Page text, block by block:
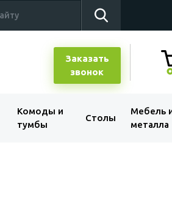
Заказать
звонок
Комоды и
тумбы
Столы
Мебель
металла